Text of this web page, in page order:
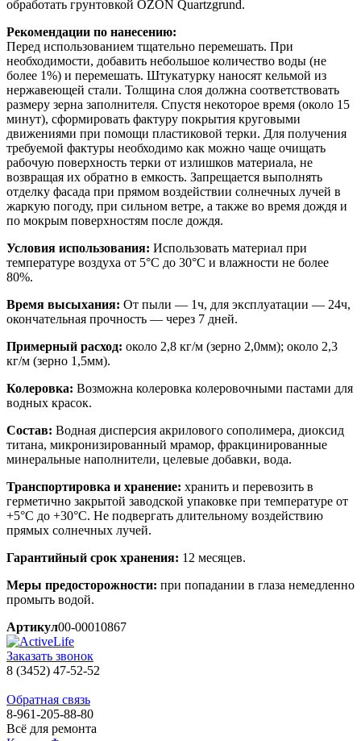
обработать грунтовкой OZON Quartzgrund.
Рекомендации по нанесению:
Перед использованием тщательно перемешать. При
необходимости, добавить небольшое количество воды (не
более 1%) и перемешать. Штукатурку наносят кельмой из
нержавеющей стали. Толщина слоя должна соответствовать
размеру зерна заполнителя. Спустя некоторое время (около 15
минут), сформировать фактуру покрытия круговыми
движениями при помощи пластиковой терки. Для получения
требуемой фактуры необходимо как можно чаще очищать
рабочую поверхность терки от излишков материала, не
возвращая их обратно в емкость. Запрещается выполнять
отделку фасада при прямом воздействии солнечных лучей в
жаркую погоду, при сильном ветре, а также во время дождя и
по мокрым поверхностям после дождя.
Условия использования: Использовать материал при
температуре воздуха от 5°С до 30°С и влажности не более
80%.
Время высыхания: От пыли — 1ч, для эксплуатации — 24ч,
окончательная прочность — через 7 дней.
Примерный расход: около 2,8 кг/м (зерно 2,0мм); около 2,3
кг/м (зерно 1,5мм).
Колеровка: Возможна колеровка колеровочными пастами для
водных красок.
Состав: Водная дисперсия акрилового сополимера, диоксид
титана, микронизированный мрамор, фракцинированные
минеральные наполнители, целевые добавки, вода.
Транспортировка и хранение: хранить и перевозить в
герметично закрытой заводской упаковке при температуре от
+5°С до +30°С. Не подвергать длительному воздействию
прямых солнечных лучей.
Гарантийный срок хранения: 12 месяцев.
Меры предосторожности: при попадании в глаза немедленно
промыть водой.
Артикул00-00010867
Заказать звонок
8 (3452) 47-52-52
Обратная связь
8-961-205-88-80
Всё для ремонта